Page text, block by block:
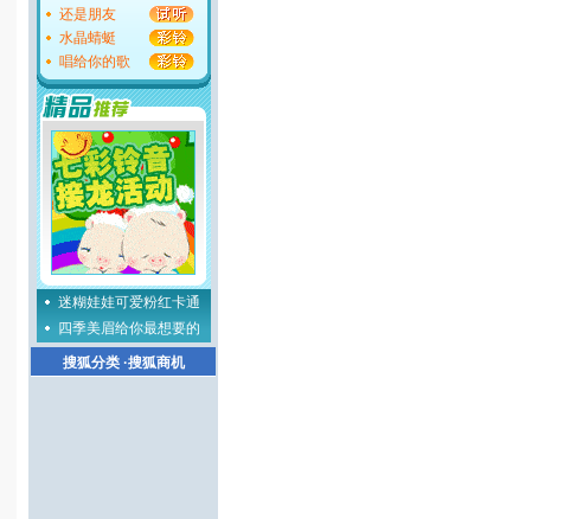
还是朋友
水晶蜻蜓
唱给你的歌
迷糊娃娃可爱粉红卡通
四季美眉给你最想要的
搜狐分类·搜狐商机